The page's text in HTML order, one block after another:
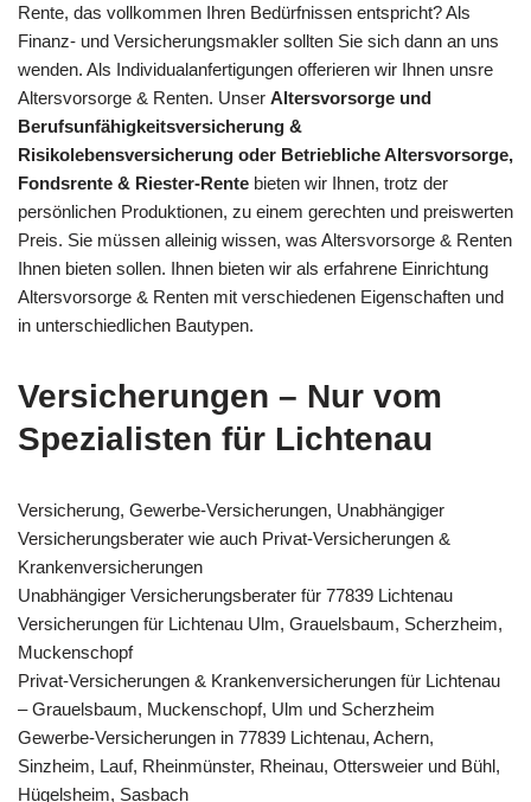
Rente, das vollkommen Ihren Bedürfnissen entspricht? Als
Finanz- und Versicherungsmakler sollten Sie sich dann an uns
wenden. Als Individualanfertigungen offerieren wir Ihnen unsre
Altersvorsorge & Renten. Unser Altersvorsorge und
Berufsunfähigkeitsversicherung &
Risikolebensversicherung oder Betriebliche Altersvorsorge,
Fondsrente & Riester-Rente bieten wir Ihnen, trotz der
persönlichen Produktionen, zu einem gerechten und preiswerten
Preis. Sie müssen alleinig wissen, was Altersvorsorge & Renten
Ihnen bieten sollen. Ihnen bieten wir als erfahrene Einrichtung
Altersvorsorge & Renten mit verschiedenen Eigenschaften und
in unterschiedlichen Bautypen.
Versicherungen – Nur vom
Spezialisten für Lichtenau
Versicherung, Gewerbe-Versicherungen, Unabhängiger
Versicherungsberater wie auch Privat-Versicherungen &
Krankenversicherungen
Unabhängiger Versicherungsberater für 77839 Lichtenau
Versicherungen für Lichtenau Ulm, Grauelsbaum, Scherzheim,
Muckenschopf
Privat-Versicherungen & Krankenversicherungen für Lichtenau
– Grauelsbaum, Muckenschopf, Ulm und Scherzheim
Gewerbe-Versicherungen in 77839 Lichtenau, Achern,
Sinzheim, Lauf, Rheinmünster, Rheinau, Ottersweier und Bühl,
Hügelsheim, Sasbach